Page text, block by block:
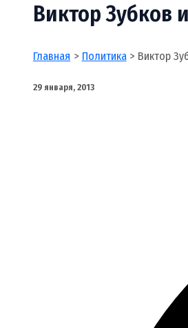
Виктор Зубков
Главная Политика Виктор
29 января, 2013